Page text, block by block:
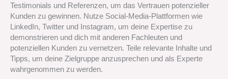
Testimonials und Referenzen, um das Vertrauen potenzieller
Kunden zu gewinnen. Nutze Social-Media-Plattformen wie
LinkedIn, Twitter und Instagram, um deine Expertise zu
demonstrieren und dich mit anderen Fachleuten und
potenziellen Kunden zu vernetzen. Teile relevante Inhalte und
Tipps, um deine Zielgruppe anzusprechen und als Experte
wahrgenommen zu werden.